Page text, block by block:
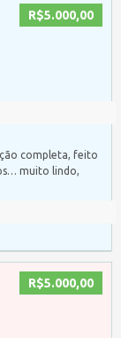
R$5.000,00
completa, feito
muito lindo,
R$5.000,00